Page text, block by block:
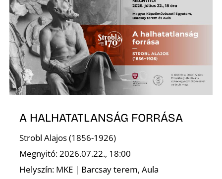
A HALHATATLANSÁG FORRÁSA
Strobl Alajos (1856-1926)
Megnyitó: 2026.07.22., 18:00
Helyszín: MKE | Barcsay terem, Aula